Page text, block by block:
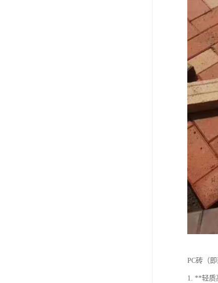
PC砖（
1. **轻质